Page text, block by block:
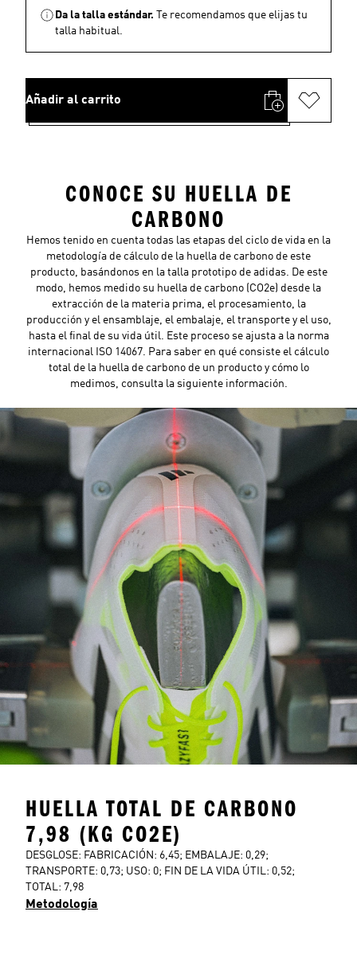
Da la talla estándar.
Te recomendamos que elijas tu
talla habitual.
Añadir al carrito
CONOCE SU HUELLA DE
CARBONO
Hemos tenido en cuenta todas las etapas del ciclo de vida en la
metodología de cálculo de la huella de carbono de este
producto, basándonos en la talla prototipo de adidas. De este
modo, hemos medido su huella de carbono (CO2e) desde la
extracción de la materia prima, el procesamiento, la
producción y el ensamblaje, el embalaje, el transporte y el uso,
hasta el final de su vida útil. Este proceso se ajusta a la norma
internacional ISO 14067. Para saber en qué consiste el cálculo
total de la huella de carbono de un producto y cómo lo
medimos, consulta la siguiente información.
HUELLA TOTAL DE CARBONO
7,98 (KG CO2E)
DESGLOSE: FABRICACIÓN: 6,45; EMBALAJE: 0,29;
TRANSPORTE: 0,73; USO: 0; FIN DE LA VIDA ÚTIL: 0,52;
TOTAL: 7,98
Metodología